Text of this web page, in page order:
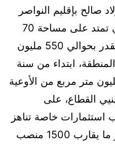
صالح بإقليم النواصر
جنوب الدار البيضاء، والتي تمتد على مساحة 70
هكتارا باستثمار عمومي يقدر بحوالي 550 مليون
ابتداء من سنة
متر مربع من الأوعية
القطاع، على
خاصة تناهز
2 مليار درهم، كما ستوفر ما يقارب 1500 منصب